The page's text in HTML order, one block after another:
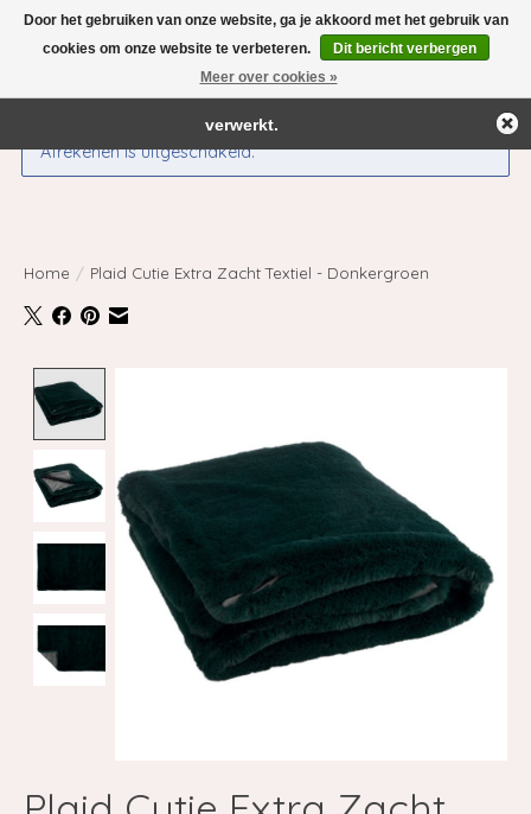
Verlanglijst
Afrekenen is uitgeschakeld.
Home / Plaid Cutie Extra Zacht Textiel - Donkergroen
Door het gebruiken van onze website, ga je akkoord met het gebruik van
cookies om onze website te verbeteren.
Dit bericht verbergen
Meer over cookies »
← Keer terug naar de backofficeDeze winkel is in aanbouw.
Eventueel geplaatste orders zullen niet worden gehonoreerd of
verwerkt.